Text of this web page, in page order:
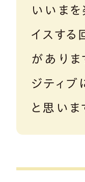
いいまを
イスする
がありま
ジティブ
と思いま